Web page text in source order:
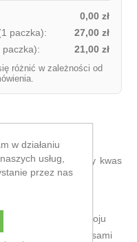
0,00 zł
paczka):
27,00 zł
paczka):
21,00 zł
różnić w zależności od
Ecolab zawierający kwas
udoju
strzyków po udoju
z kwasami
w działaniu
usług,
przez nas